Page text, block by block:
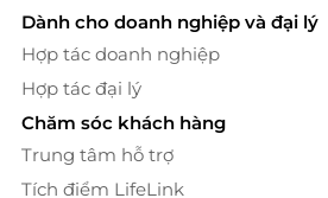
Dành cho doanh nghiệp và đại lý
Hợp tác doanh nghiệp
Hợp tác đại lý
Chăm sóc khách hàng
Trung tâm hỗ trợ
Tích điểm LifeLink